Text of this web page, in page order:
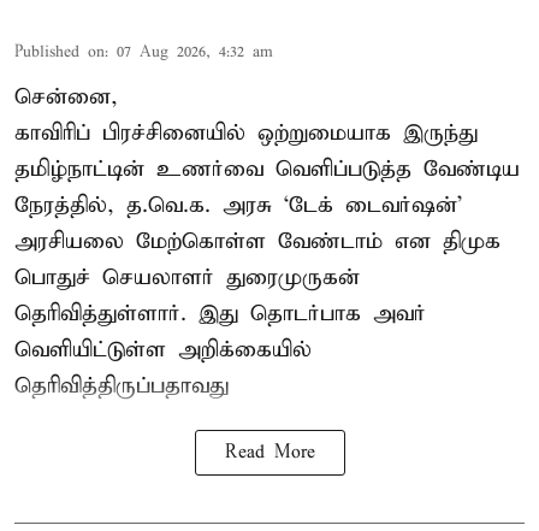
Published on: 07 Aug 2026, 4:32 am
சென்னை,
காவிரிப் பிரச்சினையில் ஒற்றுமையாக இருந்து
தமிழ்நாட்டின் உணர்வை வெளிப்படுத்த வேண்டிய
நேரத்தில், த.வெ.க. அரசு ‘டேக் டைவர்ஷன்’
அரசியலை மேற்கொள்ள வேண்டாம் என திமுக
பொதுச் செயலாளர் துரைமுருகன்
தெரிவித்துள்ளார். இது தொடர்பாக அவர்
வெளியிட்டுள்ள அறிக்கையில்
தெரிவித்திருப்பதாவது
Read More